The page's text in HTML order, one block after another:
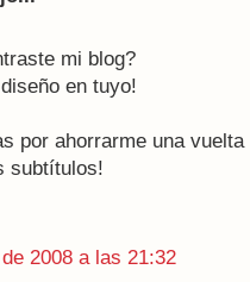
mi blog?
en tuyo!
por ahorrarme una
subtítulos!
2008 a las 21:32